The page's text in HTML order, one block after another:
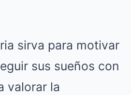
sirva para motivar
sus sueños con
valorar la